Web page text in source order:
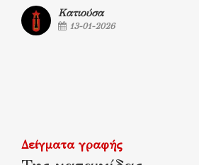
Κατιούσα
13-01-2026
Δείγματα γραφής